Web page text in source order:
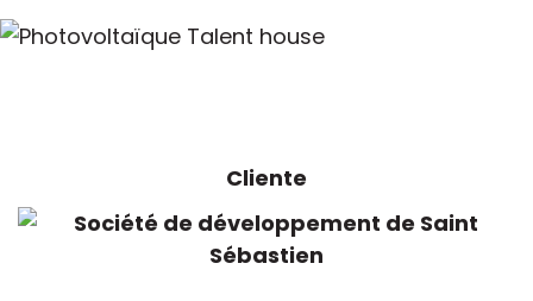
Cliente